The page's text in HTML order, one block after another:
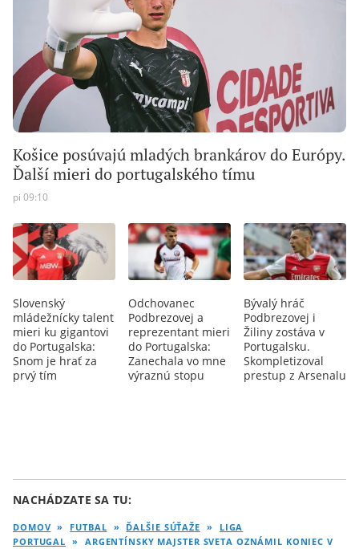
Košice posúvajú mladých brankárov do Európy.
Ďalší mieri do portugalského tímu
pi 09:10
Slovenský
mládežnícky talent
mieri ku gigantovi
do Portugalska:
Snom je hrať za
prvý tím
Odchovanec
Podbrezovej a
reprezentant mieri
do Portugalska:
Zanechala vo mne
výraznú stopu
Bývalý hráč
Podbrezovej i
Žiliny zostáva v
Portugalsku.
Skompletizoval
prestup z Arsenalu
NACHÁDZATE SA TU:
DOMOV » FUTBAL » ĎALŠIE SÚŤAŽE »
LIGA
PORTUGAL
» ARGENTÍNSKY MAJSTER SVETA OZNÁMIL KONIEC V